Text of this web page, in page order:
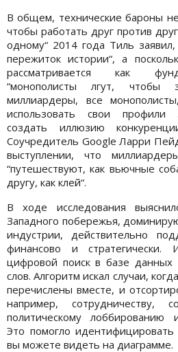
В общем, технические бароны
чтобы работать друг против
одному“ 2014 года Тиль
пережиток истории“, а
рассматривается как
“монополисты лгут, чтобы
миллиардеры, все
использовать свои профили
создать иллюзию
Соучредитель Google Ларри
выступлении, что
“путешествуют, как вьючные
другу, как клей“.
В ходе исследования
Западного побережья,
индустрии, действительно
финансово и стратегически.
цифровой поиск в базе
слов. Алгоритм искал случаи,
перечислены вместе, и
например, сотрудничеству,
политическому лоббированию
Это помогло
вы можете видеть на диаграмме.